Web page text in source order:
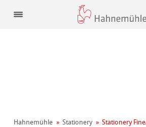
Hahnemühle Stationery Stationery